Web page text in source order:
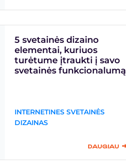
5 svetainės dizaino
elementai, kuriuos
turėtume įtraukti į savo
svetainės funkcionalumą
INTERNETINES SVETAINĖS
DIZAINAS
DAUGIAU